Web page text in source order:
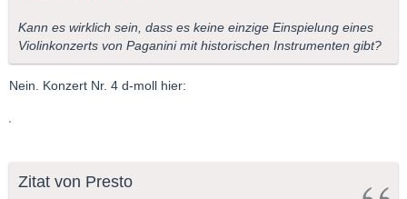
Kann es wirklich sein, dass es keine einzige Einspielung eines
Violinkonzerts von Paganini mit historischen Instrumenten gibt?
Nein. Konzert Nr. 4 d-moll hier:
Zitat von Presto